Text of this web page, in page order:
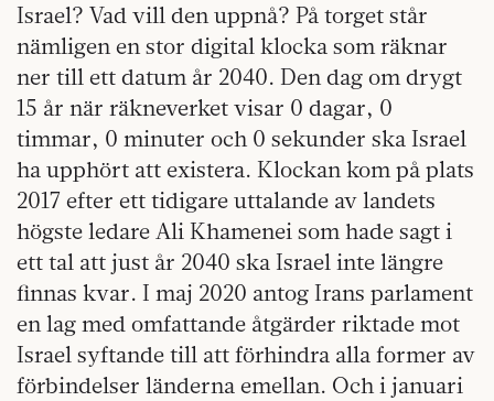
Israel? Vad vill den uppnå? På torget står
nämligen en stor digital klocka som räknar
ner till ett datum år 2040. Den dag om drygt
15 år när räkneverket visar 0 dagar, 0
timmar, 0 minuter och 0 sekunder ska Israel
ha upphört att existera. Klockan kom på plats
2017 efter ett tidigare uttalande av landets
högste ledare Ali Khamenei som hade sagt i
ett tal att just år 2040 ska Israel inte längre
finnas kvar. I maj 2020 antog Irans parlament
en lag med omfattande åtgärder riktade mot
Israel syftande till att förhindra alla former av
förbindelser länderna emellan. Och i januari